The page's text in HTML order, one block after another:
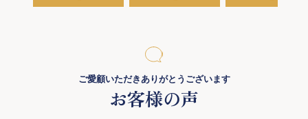
ご愛顧いただきありがとうございます
お客様の声